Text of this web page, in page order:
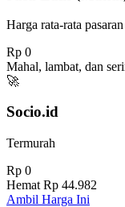
Harga rata-rata pasaran
Rp 0
Mahal, lambat, dan
🚀
Socio.id
Termurah
Rp 0
Hemat Rp 44.982
Ambil Harga Ini